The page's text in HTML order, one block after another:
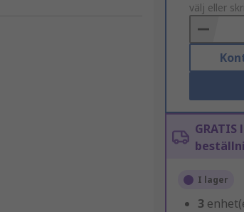
to
Basket
välj eller
I lager
3